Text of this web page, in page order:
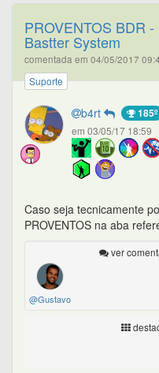
PROVENTOS BDR -
Bastter System
comentada em 04/05/2017
Suporte
b4rt 185º
em 03/05/17 18:59
Caso seja tecnicamente
PROVENTOS na aba
ver
@Gustavo